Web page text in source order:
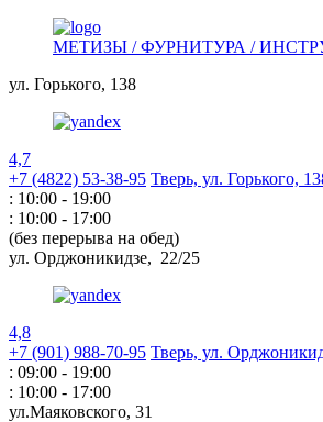
МЕТИЗЫ / ФУРНИТУРА /
ул. Горького, 138
4,7
+7 (4822) 53-38-95 Тверь, ул. Горького,
: 10:00 - 19:00
: 10:00 - 17:00
(без перерыва на обед)
ул. Орджоникидзе, 22/25
4,8
+7 (901) 988-70-95 Тверь, ул.
: 09:00 - 19:00
: 10:00 - 17:00
ул.Маяковского, 31